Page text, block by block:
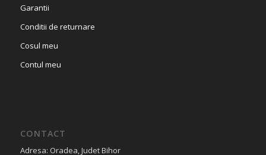
Garantii
Conditii de returnare
Cosul meu
Contul meu
CONTACT
Adresa: Oradea, Judet Bihor